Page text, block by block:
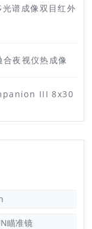
谱成像双目红外
夜视仪热成像
III 8x30
瞄准镜